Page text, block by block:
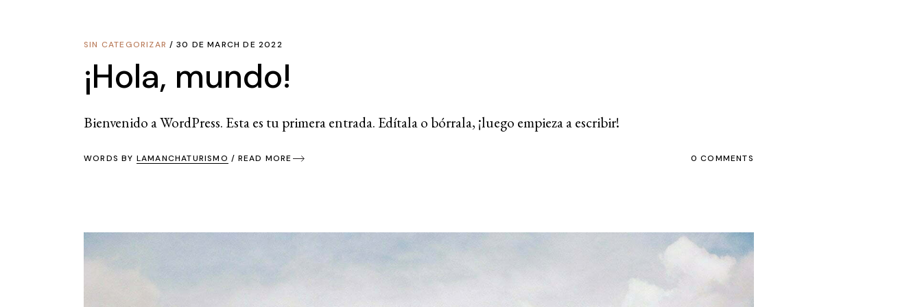
SIN CATEGORIZAR 30 DE MARCH DE 2022
¡Hola, mundo!
Bienvenido a WordPress. Esta es tu primera entrada. Edítala o bórrala, ¡luego empieza a escribir!
WORDS BY LAMANCHATURISMO READ MORE 0 COMMENTS